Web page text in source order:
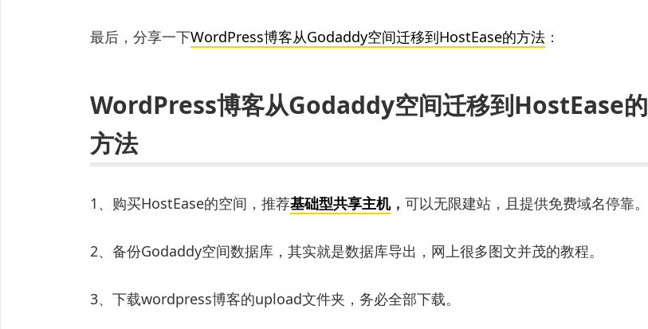
最后，分享一下WordPress博客从Godaddy空间迁移到HostEase的方法 ：
WordPress博客从Godaddy空间迁移到HostEase的
方法
1、购买HostEase的空间，推荐基础型共享主机， 可以无限建站，且提供免费域名停靠。
2、备份Godaddy空间数据库，其实就是数据库导出，网上很多图文并茂的教程。
3、下载wordpress博客的upload文件夹，务必全部下载。